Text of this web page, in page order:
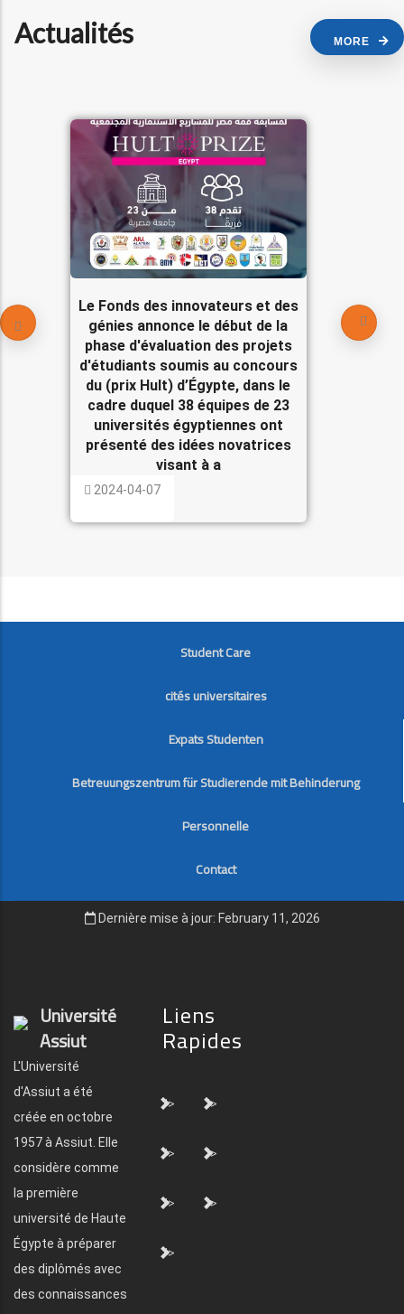
Actualités MORE
Le Fonds des innovateurs et des
génies annonce le début de la
phase d'évaluation des projets
d'étudiants soumis au concours
du (prix Hult) d’Égypte, dans le
cadre duquel 38 équipes de 23
universités égyptiennes ont
présenté des idées novatrices
visant à a
2024-04-07
FOOTER
Student Care
cités universitaires
Expats Studenten
Betreuungszentrum für Studierende mit Behinderung
Personnelle
Contact
Dernière mise à jour: February 11, 2026
Université
Assiut
L'Université
d'Assiut a été
créée en octobre
1957 à Assiut. Elle
considère comme
la première
université de Haute
Égypte à préparer
des diplômés avec
des connaissances
Liens
Rapides
"> ">
"> ">
"> ">
">